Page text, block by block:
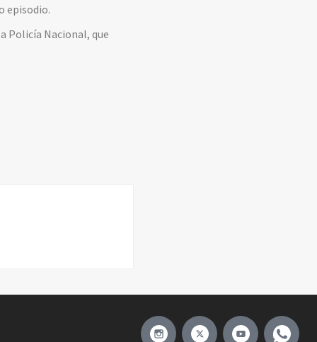
episodio.
Policía Nacional, que